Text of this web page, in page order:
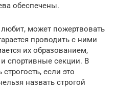
обеспечены.
может пожертвовать
проводить с ними
их образованием,
спортивные секции. В
если это
назвать строгой